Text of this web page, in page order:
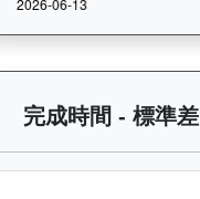
馬匹最近10場
完成時間 - 標準差